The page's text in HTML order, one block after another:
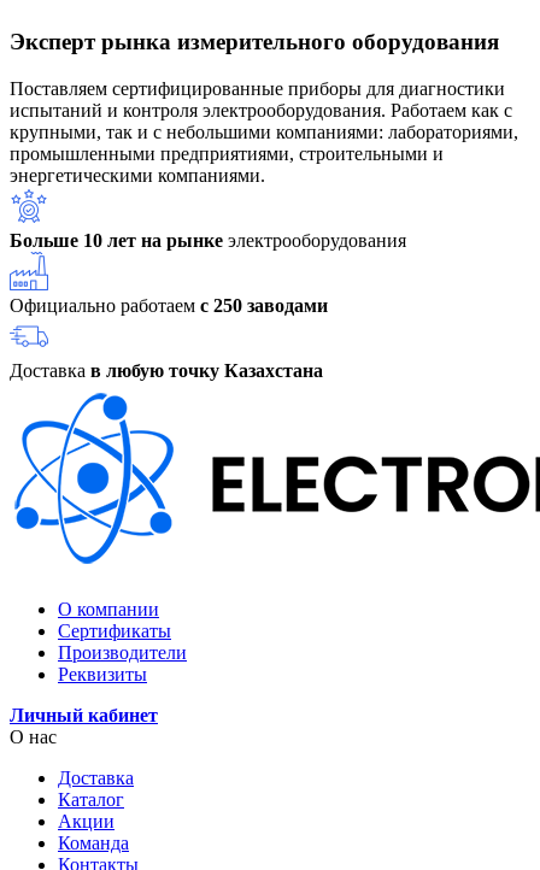
Эксперт рынка измерительного оборудования
Поставляем сертифицированные приборы для диагностики
испытаний и контроля электрооборудования. Работаем как с
крупными, так и с небольшими компаниями: лабораториями,
промышленными предприятиями, строительными и
энергетическими компаниями.
Больше 10 лет на рынке электрооборудования
Официально работаем с 250 заводами
Доставка в любую точку Казахстана
О компании
Сертификаты
Производители
Реквизиты
Личный кабинет
О нас
Доставка
Каталог
Акции
Команда
Контакты